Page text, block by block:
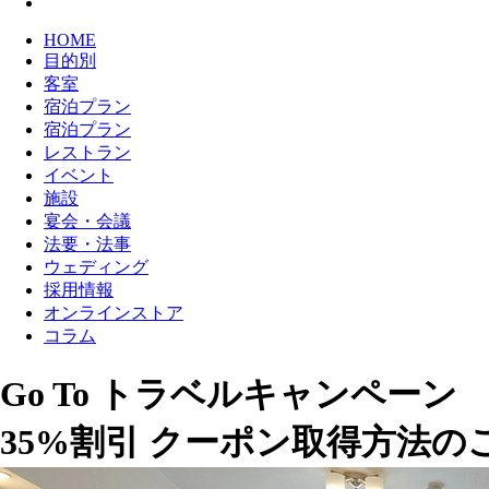
HOME
目的別
客室
宿泊プラン
宿泊プラン
レストラン
イベント
施設
宴会・会議
法要・法事
ウェディング
採用情報
オンラインストア
コラム
Go To トラベルキャンペーン
35%割引
クーポン取得方法の